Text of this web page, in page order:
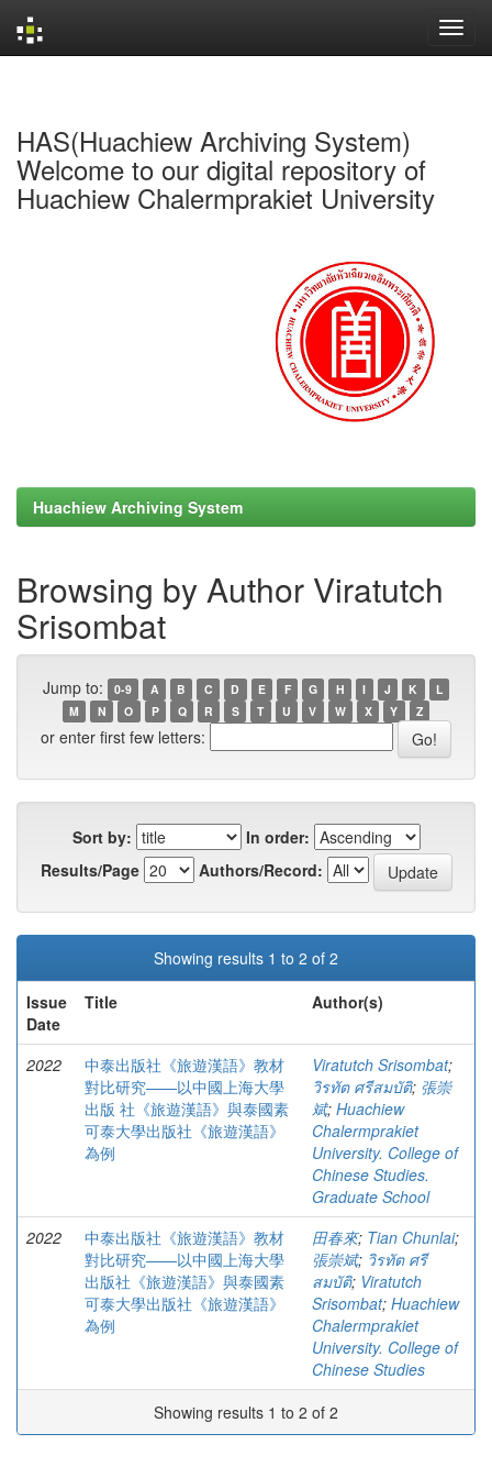
HAS(Huachiew Archiving System)
Welcome to our digital repository of
Huachiew Chalermprakiet University
Huachiew Archiving System
Browsing by Author Viratutch
Srisombat
Jump to: 0-9 A B C D E F G H I J K
L
M
N O P Q R S T U V W X Y Z
or enter first few letters:
Sort by:
In order:
Results/Page
Authors/Record:
Showing results 1 to 2 of 2
Issue
Date
Title Author(s)
2022
中泰出版社《旅遊漢語》教材
對比研究——以中國上海大學
出版 社《旅遊漢語》與泰國素
可泰大學出版社《旅遊漢語》
為例
Viratutch Srisombat;
วิรทัต ศรีสมบัติ; 張崇
斌; Huachiew
Chalermprakiet
University. College of
Chinese Studies.
Graduate School
2022
中泰出版社《旅遊漢語》教材
對比研究——以中國上海大學
出版社《旅遊漢語》與泰國素
可泰大學出版社《旅遊漢語》
為例
田春來; Tian Chunlai;
張崇斌; วิรทัต ศรี
สมบัติ; Viratutch
Srisombat; Huachiew
Chalermprakiet
University. College of
Chinese Studies
Showing results 1 to 2 of 2